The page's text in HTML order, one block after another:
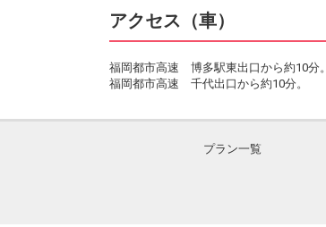
アクセス（車）
福岡都市高速 博多駅東出口から約10分。
福岡都市高速 千代出口から約10分。
プラン一覧